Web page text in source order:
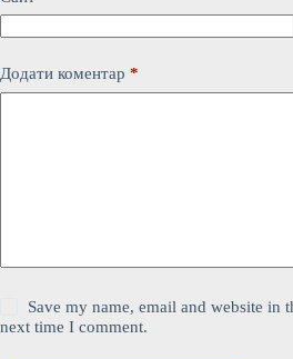
Додати коментар *
Save my name, email and website in
next time I comment.